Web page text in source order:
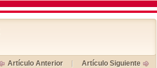
Artículo Anterior Artículo Siguiente